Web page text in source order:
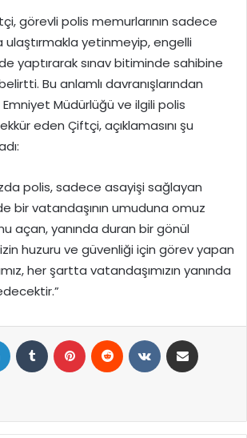
görevli polis memurlarının sadece
ulaştırmakla yetinmeyip, engelli
yaptırarak sınav bitiminde sahibine
Bu anlamlı davranışlarından
Emniyet Müdürlüğü ve ilgili polis
eden Çiftçi, açıklamasını şu
polis, sadece asayişi sağlayan
bir vatandaşının umuduna omuz
açan, yanında duran bir gönül
huzuru ve güvenliği için görev yapan
her şartta vatandaşımızın yanında
LinkedIn Tumblr Pinterest Reddit VKontakte